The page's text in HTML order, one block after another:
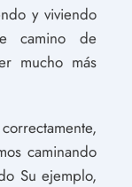
y viviendo
camino de
mucho más
caminando
Su ejemplo,